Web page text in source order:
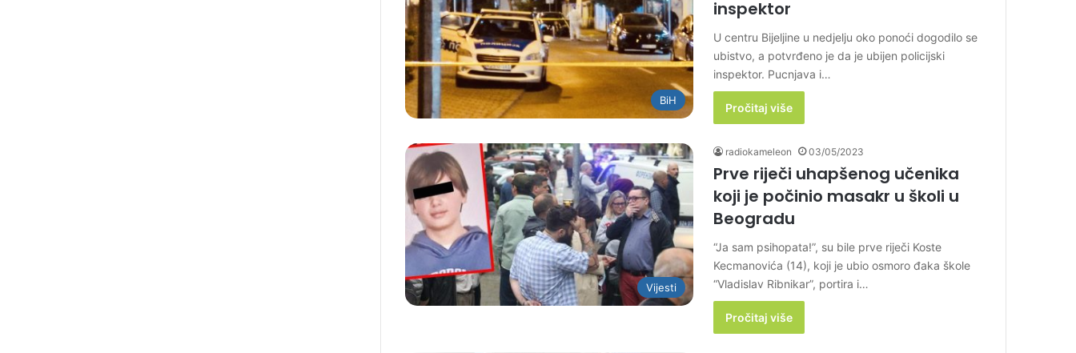
BiH
inspektor
U centru Bijeljine u nedjelju oko ponoći dogodilo se
ubistvo, a potvrđeno je da je ubijen policijski
inspektor. Pucnjava i…
Pročitaj više
Vijesti
radiokameleon 03/05/2023
Prve riječi uhapšenog učenika
koji je počinio masakr u školi u
Beogradu
“Ja sam psihopata!”, su bile prve riječi Koste
Kecmanovića (14), koji je ubio osmoro đaka škole
“Vladislav Ribnikar”, portira i…
Pročitaj više